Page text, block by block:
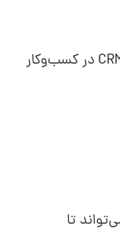
به همین منظور، قصد داریم اعداد و ارقامی را برای آگاهی از میزان اهمیت CRM در کسب‌وکار